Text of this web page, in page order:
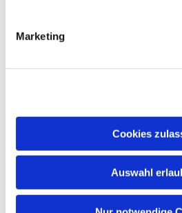
Marketing
Cookies
Auswahl
Dies könnte